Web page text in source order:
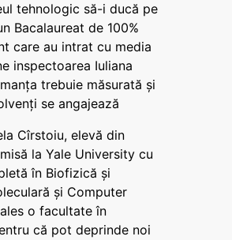
tehnologic să-i ducă pe
Bacalaureat de 100%
care au intrat cu media
inspectoarea Iuliana
trebuie măsurată și
se angajează
Cîrstoiu, elevă din
la Yale University cu
în Biofizică și
și Computer
o facultate în
că pot deprinde noi